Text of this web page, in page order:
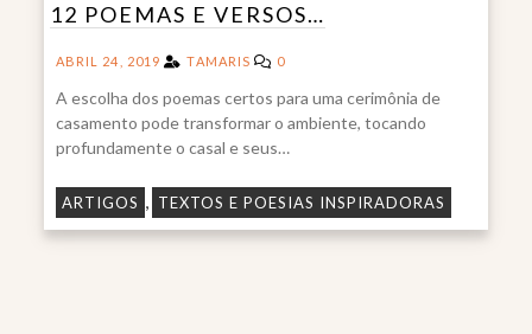
12 POEMAS E VERSOS…
ABRIL 24, 2019 TAMARIS 0
A escolha dos poemas certos para uma cerimônia de
casamento pode transformar o ambiente, tocando
profundamente o casal e seus…
ARTIGOS , TEXTOS E POESIAS INSPIRADORAS